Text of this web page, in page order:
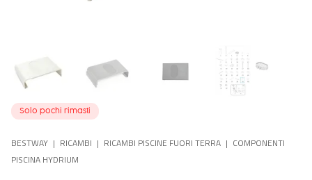
Solo pochi rimasti
BESTWAY RICAMBI RICAMBI PISCINE FUORI TERRA
COMPONENTI
PISCINA HYDRIUM